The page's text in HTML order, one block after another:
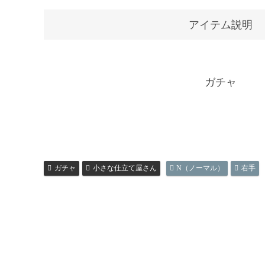
アイテム説明
ガチャ
ガチャ 小さな仕立て屋さん N（ノーマル） 右手